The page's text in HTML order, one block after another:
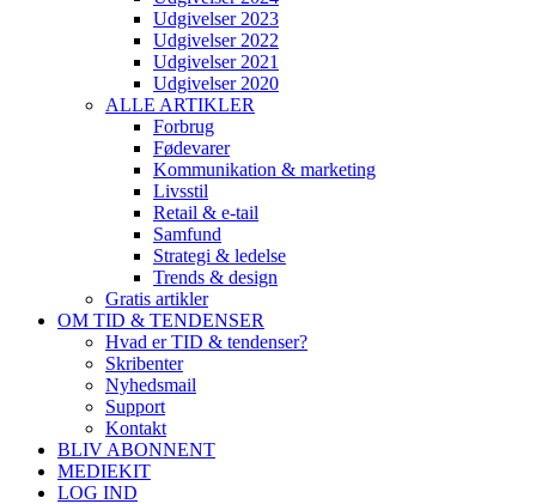
Udgivelser 2023
Udgivelser 2022
Udgivelser 2021
Udgivelser 2020
ALLE ARTIKLER
Forbrug
Fødevarer
Kommunikation & marketing
Livsstil
Retail & e-tail
Samfund
Strategi & ledelse
Trends & design
Gratis artikler
OM TID & TENDENSER
Hvad er TID & tendenser?
Skribenter
Nyhedsmail
Support
Kontakt
BLIV ABONNENT
MEDIEKIT
LOG IND